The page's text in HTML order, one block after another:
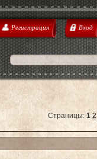
Регистрация Вход
Страницы: 1 2